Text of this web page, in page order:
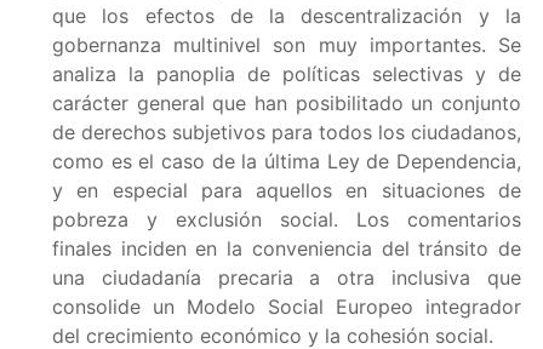
que los efectos de la descentralización y la
gobernanza multinivel son muy importantes. Se
analiza la panoplia de políticas selectivas y de
carácter general que han posibilitado un conjunto
de derechos subjetivos para todos los ciudadanos,
como es el caso de la última Ley de Dependencia,
y en especial para aquellos en situaciones de
pobreza y exclusión social. Los comentarios
finales inciden en la conveniencia del tránsito de
una ciudadanía precaria a otra inclusiva que
consolide un Modelo Social Europeo integrador
del crecimiento económico y la cohesión social.